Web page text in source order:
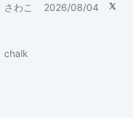
さわこ 2026/08/04 
chalk